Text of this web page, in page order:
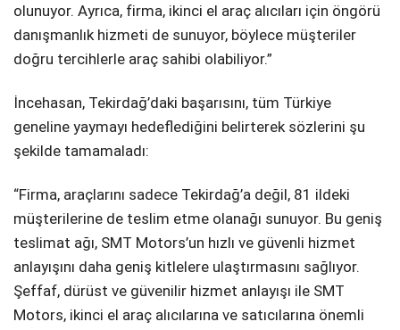
olunuyor. Ayrıca, firma, ikinci el araç alıcıları için öngörü
danışmanlık hizmeti de sunuyor, böylece müşteriler
doğru tercihlerle araç sahibi olabiliyor.”
İncehasan, Tekirdağ’daki başarısını, tüm Türkiye
geneline yaymayı hedeflediğini belirterek sözlerini şu
şekilde tamamaladı:
“Firma, araçlarını sadece Tekirdağ’a değil, 81 ildeki
müşterilerine de teslim etme olanağı sunuyor. Bu geniş
teslimat ağı, SMT Motors’un hızlı ve güvenli hizmet
anlayışını daha geniş kitlelere ulaştırmasını sağlıyor.
Şeffaf, dürüst ve güvenilir hizmet anlayışı ile SMT
Motors, ikinci el araç alıcılarına ve satıcılarına önemli